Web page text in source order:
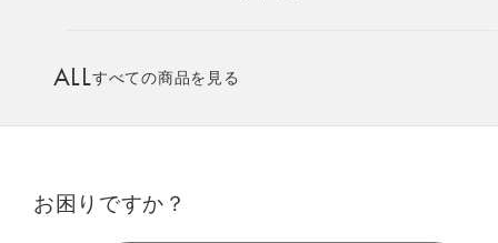
MULTI EMSEMSの同時使用
ALLすべての商品を見る
お困りですか？
>SIXPAD IoT EMSデバイスを
SIXPADのために開発された